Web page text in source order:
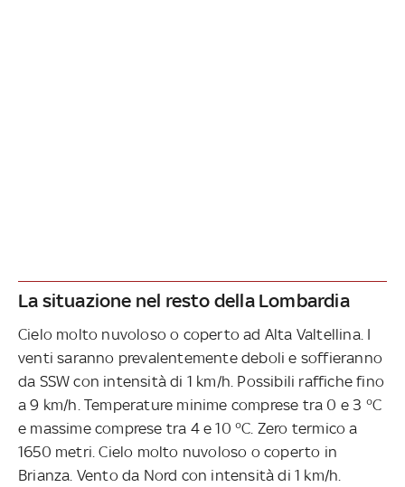
La situazione nel resto della Lombardia
Cielo molto nuvoloso o coperto ad Alta Valtellina. I
venti saranno prevalentemente deboli e soffieranno
da SSW con intensità di 1 km/h. Possibili raffiche fino
a 9 km/h. Temperature minime comprese tra 0 e 3 °C
e massime comprese tra 4 e 10 °C. Zero termico a
1650 metri. Cielo molto nuvoloso o coperto in
Brianza. Vento da Nord con intensità di 1 km/h.